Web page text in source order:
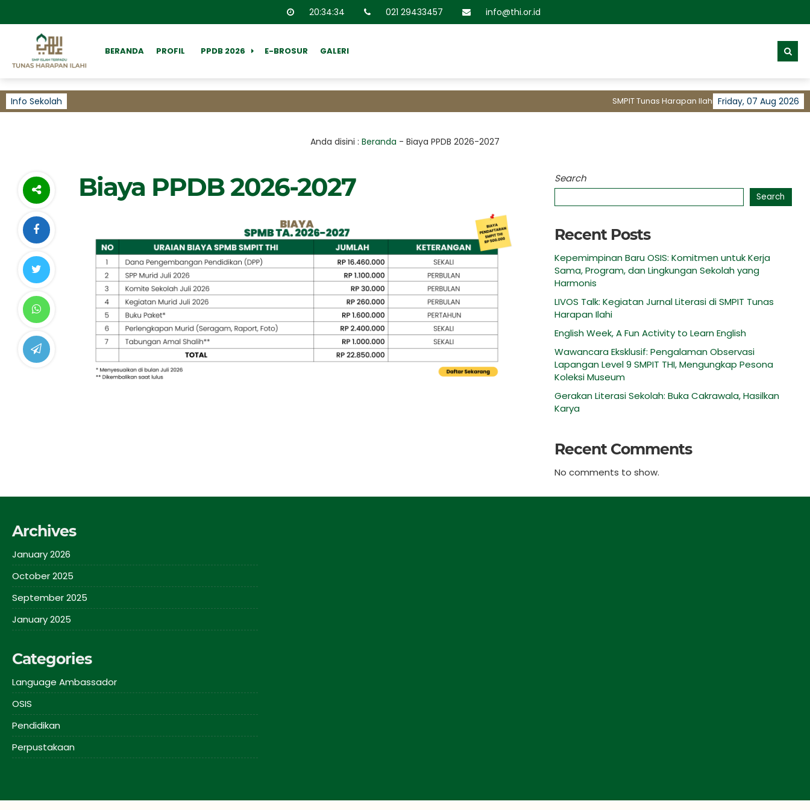
20:34:34 021 29433457 info@thi.or.id
BERANDA PROFIL PPDB 2026 E-BROSUR GALERI
Info Sekolah Friday, 07 Aug 2026
SMPIT Tunas Harapan Ilahi Kota Tangerang
Anda disini : Beranda - Biaya PPDB 2026-2027
Biaya PPDB 2026-2027 Search
Search
Recent Posts
Kepemimpinan Baru OSIS: Komitmen untuk Kerja
Sama, Program, dan Lingkungan Sekolah yang
Harmonis
LIVOS Talk: Kegiatan Jurnal Literasi di SMPIT Tunas
Harapan Ilahi
English Week, A Fun Activity to Learn English
Wawancara Eksklusif: Pengalaman Observasi
Lapangan Level 9 SMPIT THI, Mengungkap Pesona
Koleksi Museum
Gerakan Literasi Sekolah: Buka Cakrawala, Hasilkan
Karya
Recent Comments
No comments to show.
Archives
January 2026
October 2025
September 2025
January 2025
Categories
Language Ambassador
OSIS
Pendidikan
Perpustakaan